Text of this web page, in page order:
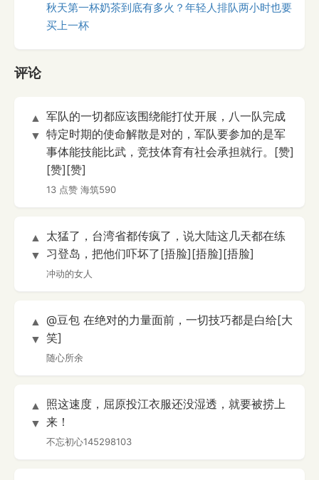
秋天第一杯奶茶到底有多火？年轻人排队两小时也要
买上一杯
评论
▲
▼
军队的一切都应该围绕能打仗开展，八一队完成
特定时期的使命解散是对的，军队要参加的是军
事体能技能比武，竞技体育有社会承担就行。[赞]
[赞][赞]
13 点赞 海筑590
▲
▼
太猛了，台湾省都传疯了，说大陆这几天都在练
习登岛，把他们吓坏了[捂脸][捂脸][捂脸]
冲动的女人
▲
▼
@豆包 在绝对的力量面前，一切技巧都是白给[大
笑]
随心所余
▲
▼
照这速度，屈原投江衣服还没湿透，就要被捞上
来！
不忘初心145298103